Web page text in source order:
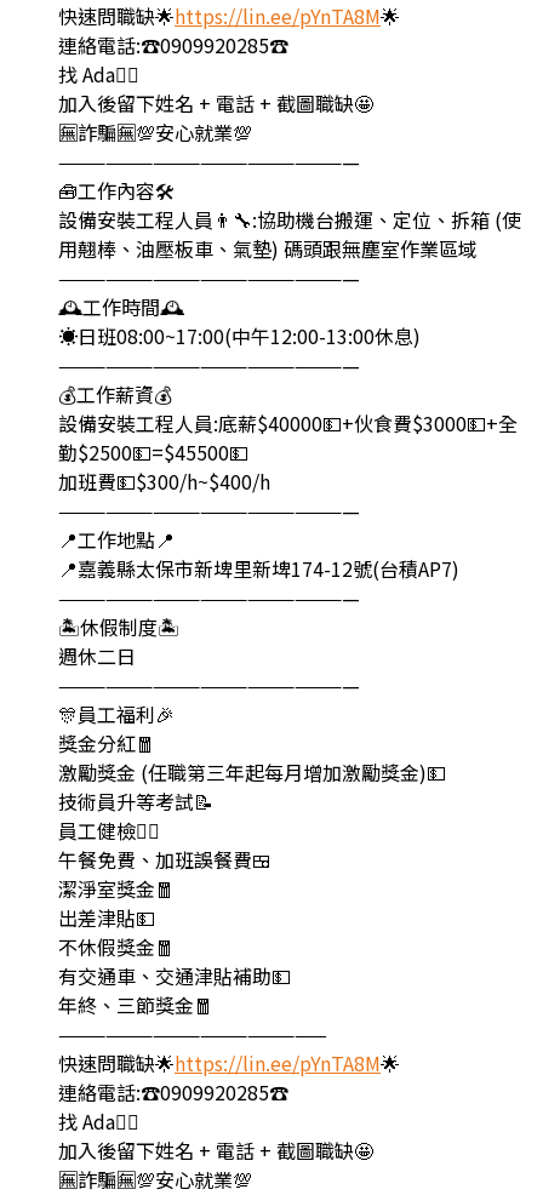
快速問職缺🌟https://lin.ee/pYnTA8M🌟
連絡電話:☎️0909920285☎️
找 Ada🙋‍♀️
加入後留下姓名 + 電話 + 截圖職缺🤩
🈚️詐騙🈚️💯安心就業💯
———————————————————
🧰工作內容🛠️
設備安裝工程人員👨‍🔧:協助機台搬運、定位、拆箱 (使
用翹棒、油壓板車、氣墊) 碼頭跟無塵室作業區域
———————————————————
🕰️工作時間🕰️
☀️日班08:00~17:00(中午12:00-13:00休息)
———————————————————
💰工作薪資💰
設備安裝工程人員:底薪$40000💵+伙食費$3000💵+全
勤$2500💵=$45500💵
加班費💵$300/h~$400/h
———————————————————
📍工作地點📍
📍嘉義縣太保市新埤里新埤174-12號(台積AP7)
———————————————————
🏝️休假制度🏝️
週休二日
———————————————————
🎊員工福利🎉
獎金分紅🧧
激勵獎金 (任職第三年起每月增加激勵獎金)💵
技術員升等考試📝
員工健檢👨‍⚕️
午餐免費、加班誤餐費🍱
潔淨室獎金🧧
出差津貼💵
不休假獎金🧧
有交通車、交通津貼補助💵
年終、三節獎金🧧
—————————————————
快速問職缺🌟https://lin.ee/pYnTA8M🌟
連絡電話:☎️0909920285☎️
找 Ada🙋‍♀️
加入後留下姓名 + 電話 + 截圖職缺🤩
🈚️詐騙🈚️💯安心就業💯